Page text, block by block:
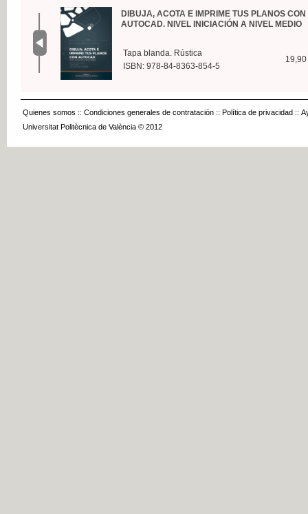
DIBUJA, ACOTA E IMPRIME TUS PLANOS CON
AUTOCAD. NIVEL INICIACIÓN A NIVEL MEDIO
Tapa blanda. Rústica
ISBN: 978-84-8363-854-5
Quienes somos :: Condiciones generales de contratación :: Política de privacidad ::
Universitat Politècnica de València © 2012